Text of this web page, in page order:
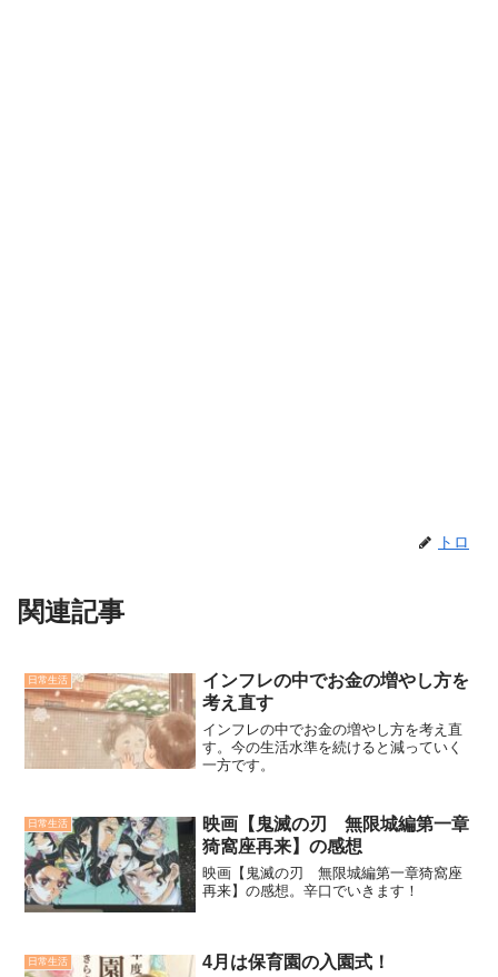
トロ
関連記事
日常生活
インフレの中でお金の増やし方を
考え直す
インフレの中でお金の増やし方を考え直
す。今の生活水準を続けると減っていく
一方です。
日常生活
映画【鬼滅の刃 無限城編第一章
猗窩座再来】の感想
映画【鬼滅の刃 無限城編第一章猗窩座
再来】の感想。辛口でいきます！
日常生活 4月は保育園の入園式！